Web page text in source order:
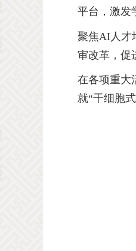
平台，激发
聚焦AI 人
审改革，促
在各项重大
就“干细胞